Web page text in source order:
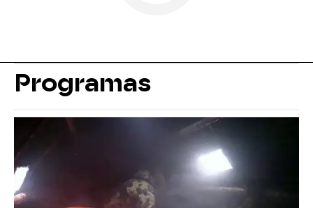
Programas